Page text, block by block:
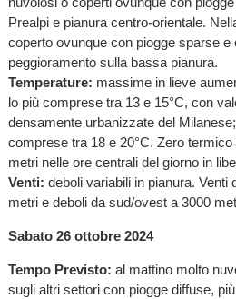
Prealpi e pianura centro-orientale.
coperto ovunque con piogge sparse e
peggioramento sulla bassa pianura.
Temperature: massime in lieve
lo più comprese tra 13 e 15°C, con
densamente urbanizzate del
comprese tra 18 e 20°C. Zero
metri nelle ore centrali del giorno in
Venti: deboli variabili in pianura. Venti
metri e deboli da sud/ovest a 3000
Sabato 26 ottobre 2024
Tempo Previsto: al mattino molto
sugli altri settori con piogge diffuse,